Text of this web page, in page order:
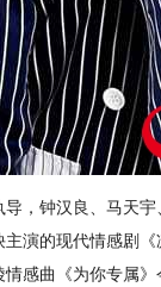
钟汉良、马天宇
演的现代情感剧
感曲《为你专属